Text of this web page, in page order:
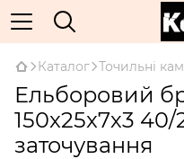
Каталог Точильні
Ельборовий
150x25x7х3 40/
заточування